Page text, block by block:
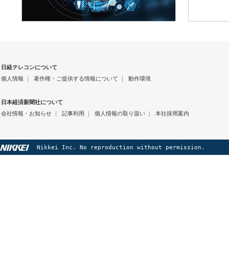
日経テレコンについて
個人情報 ｜ 著作権・ご提供する情報について ｜ 動作環境
日本経済新聞社について
会社情報・お知らせ｜ 記事利用 ｜ 個人情報の取り扱い｜ 本社採用案内
Nikkei Inc. No reproduction without permission.